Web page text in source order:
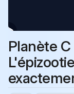
Planète C